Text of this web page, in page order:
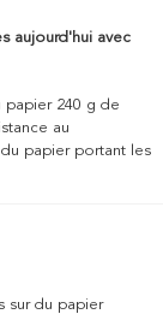
aujourd'hui avec
papier 240 g de
au
papier portant les
sur du papier